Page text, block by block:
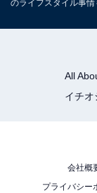
まい、まずは半
ようですね。
感じられます
なるほど、こ
のライフスタイル事情
All
イチオ
会社概
プライバシー